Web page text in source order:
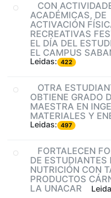
CON
ACADÉMICAS, DE
ACTIVACIÓN
RECREATIVAS
EL DÍA DEL
EL CAMPUS
Leidas: 422
OTRA
OBTIENE GRADO
MAESTRA EN
MATERIALES Y
Leidas: 497
FORTALECEN
DE ESTUDIANTES
NUTRICIÓN CON
PRODUCTOS
LA UNACAR